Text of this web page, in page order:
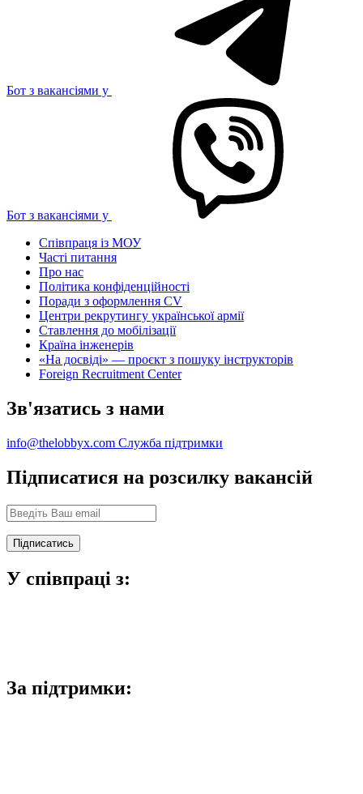
Бот з вакансіями у
Бот з вакансіями у
Співпраця із МОУ
Часті питання
Про нас
Політика конфіденційності
Поради з оформлення CV
Центри рекрутингу української армії
Ставлення до мобілізації
Країна інженерів
«На досвіді» — проєкт з пошуку інструкторів
Foreign Recruitment Center
Зв'язатись з нами
info@thelobbyx.com Служба підтримки
Підписатися на розсилку вакансій
У співпраці з:
За підтримки: